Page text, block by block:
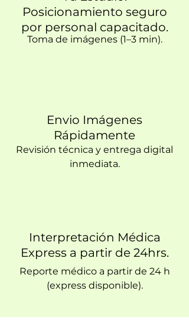
Posicionamiento seguro
por personal capacitado.
Toma de imágenes (1–3 min).
Envio Imágenes
Rápidamente
Revisión técnica y entrega digital
inmediata.
Interpretación Médica
Express a partir de 24hrs.
Reporte médico a partir de 24 h
(express disponible).